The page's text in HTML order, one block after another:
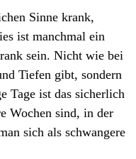
Sinne krank,
ist manchmal ein
sein. Nicht wie bei
Tiefen gibt, sondern
Tage ist das sicherlich
Wochen sind, in der
sich als schwangere